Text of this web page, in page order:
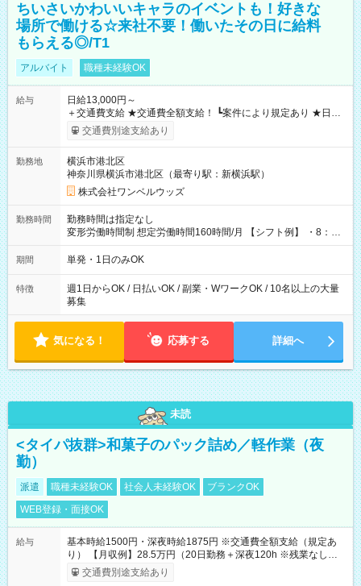
ちいさいかわいいキャラのイベントも！好きな
場所で働ける☆来社不要！働いたその日に給料
もらえる◎/T1
アルバイト 職種未経験OK
給与
日給13,000円～
＋交通費支給 ★交通費全額支給！ ┗案件により規定あり ★日払
いOK！（規定あり） ┗働いたその日に現金GET♪ お仕事後はコ
ンビニATMから 日払い分を引き落とせます！ 【試用期間】試
交通費別途支給あり
勤務地
横浜市港北区
神奈川県横浜市港北区（最寄り駅：新横浜駅）
株式会社ワンベルウッズ
勤務時間
勤務時間は指定なし
変形労働時間制 想定労働時間160時間/月 【シフト例】 ・8：00
～21：00
期間 単発・1日のみOK
特徴
週1日からOK / 日払いOK / 副業・WワークOK / 10名以上の大量
募集
気になる！ 応募する 詳細へ
未読
<タイパ抜群>和菓子のパック詰め／軽作業（夜
勤）
派遣 職種未経験OK 社会人未経験OK
ブランクOK
WEB登録・面接OK
給与
基本時給1500円・深夜時給1875円 ※交通費全額支給（規定あ
り） 【月収例】28.5万円（20日勤務＋深夜120h ※残業なしの場
合）交通費別途支給あり